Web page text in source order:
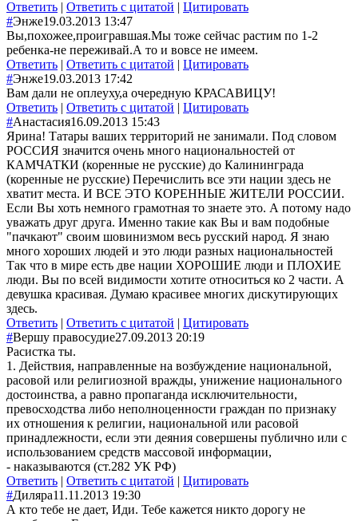
Ответить | Ответить с цитатой | Цитировать
#Энже19.03.2013 13:47
Вы,похожее,проигравшая.Мы тоже сейчас растим по 1-2
ребенка-не переживай.А то и вовсе не имеем.
Ответить | Ответить с цитатой | Цитировать
#Энже19.03.2013 17:42
Вам дали не оплеуху,а очередную КРАСАВИЦУ!
Ответить | Ответить с цитатой | Цитировать
#Анастасия16.09.2013 15:43
Ярина! Татары ваших территорий не занимали. Под словом
РОССИЯ значится очень много национальностей от
КАМЧАТКИ (коренные не русские) до Калининграда
(коренные не русские) Перечислить все эти нации здесь не
хватит места. И ВСЕ ЭТО КОРЕННЫЕ ЖИТЕЛИ РОССИИ.
Если Вы хоть немного грамотная то знаете это. А потому надо
уважать друг друга. Именно такие как Вы и вам подобные
"пачкают" своим шовинизмом весь русский народ. Я знаю
много хороших людей и это люди разных национальностей
Так что в мире есть две нации ХОРОШИЕ люди и ПЛОХИЕ
люди. Вы по всей видимости хотите относиться ко 2 части. А
девушка красивая. Думаю красивее многих дискутирующих
здесь.
Ответить | Ответить с цитатой | Цитировать
#Вершу правосудие27.09.2013 20:19
Расистка ты.
1. Действия, направленные на возбуждение национальной,
расовой или религиозной вражды, унижение национального
достоинства, а равно пропаганда исключительности,
превосходства либо неполноценности граждан по признаку
их отношения к религии, национальной или расовой
принадлежности, если эти деяния совершены публично или с
использованием средств массовой информации,
- наказываются (ст.282 УК РФ)
Ответить | Ответить с цитатой | Цитировать
#Диляра11.11.2013 19:30
А кто тебе не дает, Иди. Тебе кажется никто дорогу не